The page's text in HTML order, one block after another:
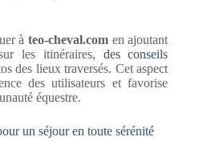
à teo-cheval.comen ajoutant
les itinéraires, des conseils
des lieux traversés. Cet aspect
des utilisateurs et favorise
équestre.
un séjour en toute sérénité